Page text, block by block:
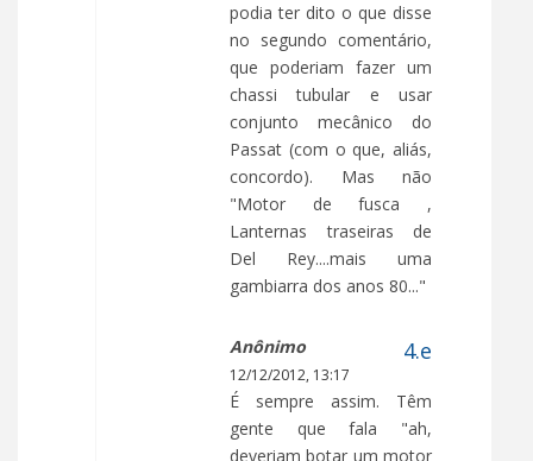
podia ter dito o que disse
no segundo comentário,
que poderiam fazer um
chassi tubular e usar
conjunto mecânico do
Passat (com o que, aliás,
concordo). Mas não
"Motor de fusca ,
Lanternas traseiras de
Del Rey....mais uma
gambiarra dos anos 80..."
Anônimo
12/12/2012, 13:17
É sempre assim. Têm
gente que fala "ah,
deveriam botar um motor